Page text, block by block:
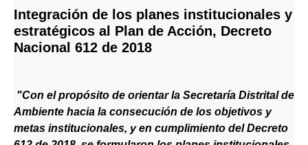
Integración de los planes institucionales y
estratégicos al Plan de Acción, Decreto
Nacional 612 de 2018
"Con el propósito de orientar la Secretaría Distrital de
Ambiente hacia la consecución de los objetivos y
metas institucionales, y en cumplimiento del Decreto